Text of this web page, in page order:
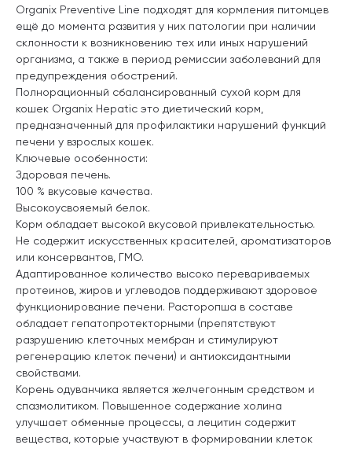
Organix Preventive Line подходят для кормления питомцев
ещё до момента развития у них патологии при наличии
склонности к возникновению тех или иных нарушений
организма, а также в период ремиссии заболеваний для
предупреждения обострений.
Полнорационный сбалансированный сухой корм для
кошек Organix Hepatic это диетический корм,
предназначенный для профилактики нарушений функций
печени у взрослых кошек.
Ключевые особенности:
Здоровая печень.
100 % вкусовые качества.
Высокоусвояемый белок.
Корм обладает высокой вкусовой привлекательностью.
Не содержит искусственных красителей, ароматизаторов
или консервантов, ГМО.
Адаптированное количество высоко перевариваемых
протеинов, жиров и углеводов поддерживают здоровое
функционирование печени. Расторопша в составе
обладает гепатопротекторными (препятствуют
разрушению клеточных мембран и стимулируют
регенерацию клеток печени) и антиоксидантными
свойствами.
Корень одуванчика является желчегонным средством и
спазмолитиком. Повышенное содержание холина
улучшает обменные процессы, а лецитин содержит
вещества, которые участвуют в формировании клеток